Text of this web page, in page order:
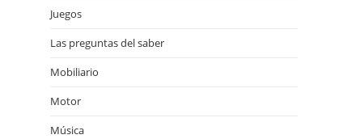
Juegos
Las preguntas del saber
Mobiliario
Motor
Música